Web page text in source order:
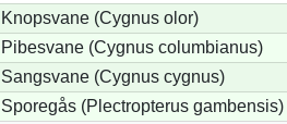
Knopsvane (Cygnus olor)
Pibesvane (Cygnus columbianus)
Sangsvane (Cygnus cygnus)
Sporegås (Plectropterus gambensis)